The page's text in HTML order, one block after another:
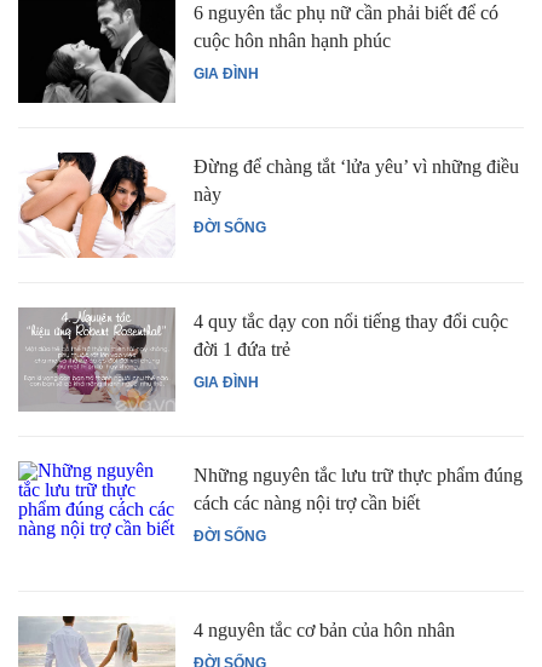
GIA ĐÌNH
6 nguyên tắc phụ nữ cần phải biết để có
cuộc hôn nhân hạnh phúc
ĐỜI SỐNG
Đừng để chàng tắt ‘lửa yêu’ vì những điều
này
GIA ĐÌNH
4 quy tắc dạy con nổi tiếng thay đổi cuộc
đời 1 đứa trẻ
ĐỜI SỐNG
Những nguyên tắc lưu trữ thực phẩm đúng
cách các nàng nội trợ cần biết
ĐỜI SỐNG
4 nguyên tắc cơ bản của hôn nhân